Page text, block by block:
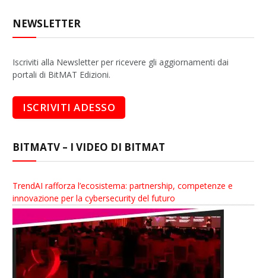
NEWSLETTER
Iscriviti alla Newsletter per ricevere gli aggiornamenti dai
portali di BitMAT Edizioni.
BITMATV – I VIDEO DI BITMAT
TrendAI rafforza l’ecosistema: partnership, competenze e
innovazione per la cybersecurity del futuro